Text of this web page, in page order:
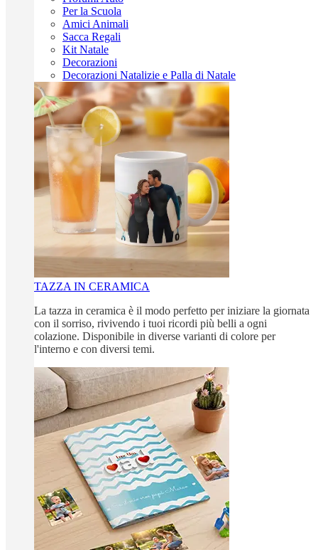
Per la Scuola
Amici Animali
Sacca Regali
Kit Natale
Decorazioni
Decorazioni Natalizie e Palla di Natale
TAZZA IN CERAMICA
La tazza in ceramica è il modo perfetto per iniziare la giornata
con il sorriso, rivivendo i tuoi ricordi più belli a ogni
colazione. Disponibile in diverse varianti di colore per
l'interno e con diversi temi.